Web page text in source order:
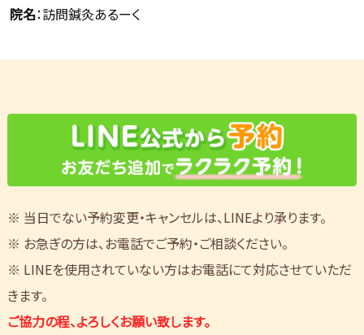
院名：訪問鍼灸あるーく
※ 当日でない予約変更・キャンセルは、LINEより承ります。
※ お急ぎの方は、お電話でご予約・ご相談ください。
※ LINEを使用されていない方はお電話にて対応させていただ
きます。
ご協力の程、よろしくお願い致します。